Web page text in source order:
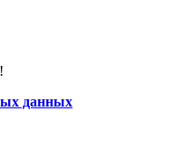
данных